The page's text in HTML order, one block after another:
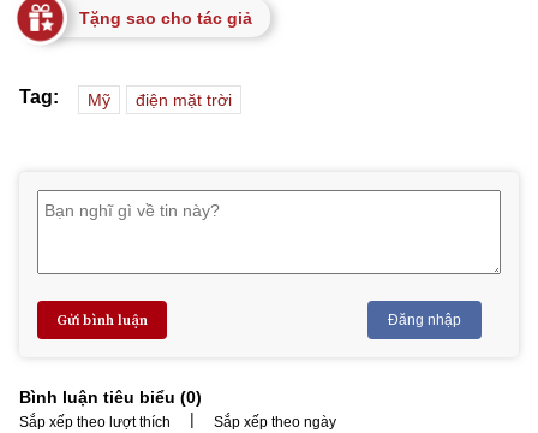
Tặng sao cho tác giả
Tag: Mỹ điện mặt trời
Gửi bình luận Đăng nhập
Bình luận tiêu biểu (0)
Sắp xếp theo lượt thích | Sắp xếp theo ngày